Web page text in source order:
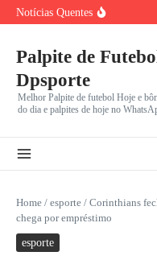
Ir para o conteúdo
Notícias Quentes
Palpite de
Dpsporte
Melhor Palpite de futebol Hoje e
do dia e palpites de hoje no
Home / esporte / Corinthians
chega por empréstimo
esporte